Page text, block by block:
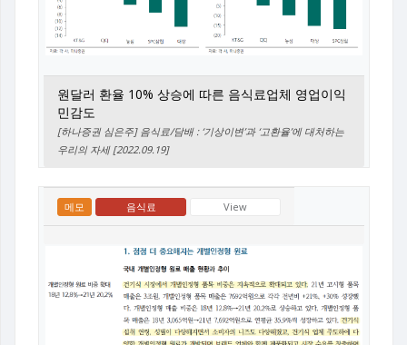
원달러 환율 10% 상승에 따른 음식료업체 영업이익
민감도
[하나증권 심은주] 음식료/담배 : ‘기상이변’과 ‘고환율’에 대처하는
우리의 자세 [2022.09.19]
메모 음식료 View